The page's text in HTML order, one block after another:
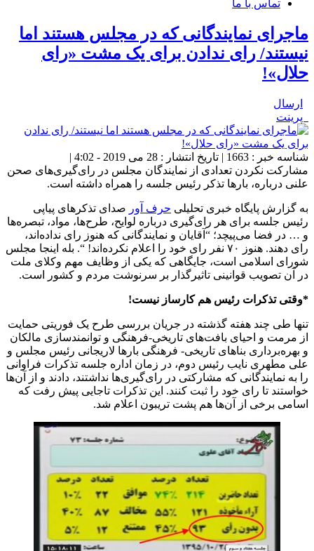
تماس با ما
ماجرای نمایندگانی که در مجلس هستند اما
نیستند/ رای ندادن برای یک مشت «رای
حلال»!
ارسال
پرینت
شناسه خبر : 1663 | تاریخ انتشار : 28 می 2019 - 4:02 |
مشارکت نکردن تعدادی از نمایندگان مجلس در رای‌گیری‌های صحن
علنی درباره، بار‌ها تذکر رئیس جلسه را همراه داشته است.
به گزارش پایگاه خبری تحلیلی حرف آور صدای تذکر‌های پیاپی
رئیس جلسه برای هر رای‌گیری درباره لوایح، طرح‌ها، مواد، تبصره‌ها
و … در فضا می‌پیچد؛ “آقایان و نمایندگانی که هنوز رای نداده‌اند،
رای دهند. هنوز ۷۰ نفر رای خود را اعلام نکرده‌اند! “. بله اینجا مجلس
شورای اسلامی است، جایگاهی که یکی از وظایف مهم وکلای ملت
در آن تصویب قوانینی تاثیرگذار بر سرنوشت مردم و کشور است.
*وقتی تذکرات رئیس هم کارساز نیست!
تنها طی چند هفته گذشته در جریان بررسی طرح یک فوریتی حمایت
از مرمت و احیای بافت‌های تاریخی-فرهنگی و توانمندسازی مالکان
و بهره‌برداری بنا‌های تاریخی- فرهنگی بار‌ها لاریجانی رئیس مجلس و
علی مطهری نایب رئیس دوم، در زمان اداره جلسه تذکرات فراوانی
را به نمایندگانی که مشارکتی در رای‌گیری‌ها نداشتند، دادند و از آن‌ها
خواستند تا رای خود را ثبت کنند. این تذکرات تاجایی پیش رفت که
اسامی برخی از آن‌ها هم پشت تریبون اعلام شد.